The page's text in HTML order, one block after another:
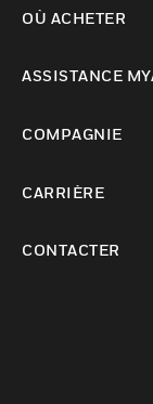
OÙ ACHETER
ASSISTANCE
COMPAGNIE
CARRIÈRE
CONTACTER